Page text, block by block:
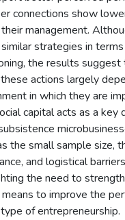
connections show
management.
strategies in terms
the results suggest
actions largely
in which they are
capital acts as a key
the small sample size,
and logistical
the need to
to improve the
of entrepreneurship.